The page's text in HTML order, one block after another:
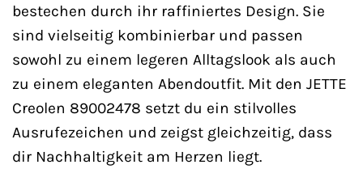
bestechen durch ihr raffiniertes Design. Sie
sind vielseitig kombinierbar und passen
sowohl zu einem legeren Alltagslook als auch
zu einem eleganten Abendoutfit. Mit den JETTE
Creolen 89002478 setzt du ein stilvolles
Ausrufezeichen und zeigst gleichzeitig, dass
dir Nachhaltigkeit am Herzen liegt.